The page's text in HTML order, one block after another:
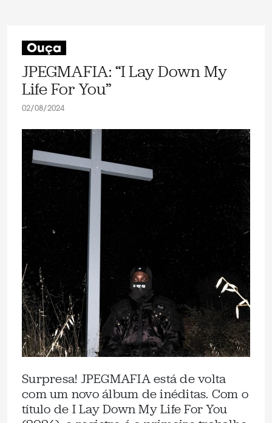
Ouça
JPEGMAFIA: “I Lay Down My
Life For You”
02/08/2024
Surpresa! JPEGMAFIA está de volta
com um novo álbum de inéditas. Com o
título de I Lay Down My Life For You